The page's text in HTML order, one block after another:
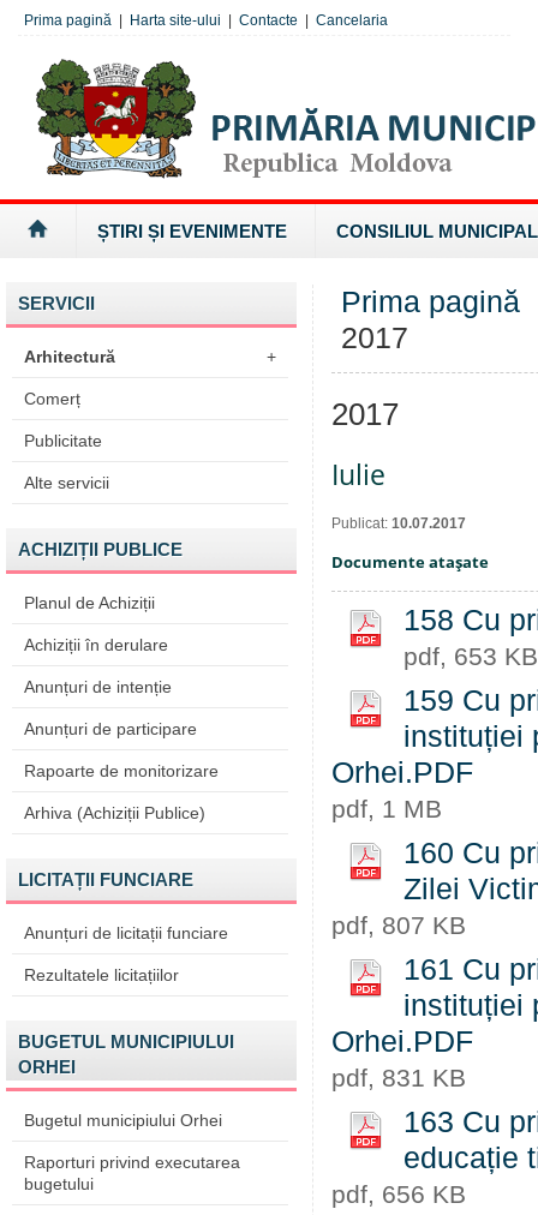
Prima pagină Harta site-ului Contacte Cancelaria
ȘTIRI ȘI EVENIMENTE CONSILIUL MUNICIPAL
SERVICII
Arhitectură +
Comerț
Publicitate
Alte servicii
ACHIZIȚII PUBLICE
Planul de Achiziții
Achiziții în derulare
Anunțuri de intenție
Anunțuri de participare
Rapoarte de monitorizare
Arhiva (Achiziții Publice)
LICITAȚII FUNCIARE
Anunțuri de licitații funciare
Rezultatele licitațiilor
BUGETUL MUNICIPIULUI
ORHEI
Bugetul municipiului Orhei
Raporturi privind executarea
bugetului
Prima pagină
2017
2017
Iulie
Publicat: 10.07.2017
Documente ataşate
158 Cu
pdf, 653 KB
159 Cu
instituției
Orhei.PDF
pdf, 1 MB
160 Cu
Zilei
pdf, 807 KB
161 Cu
instituției
Orhei.PDF
pdf, 831 KB
163 Cu
educație
pdf, 656 KB